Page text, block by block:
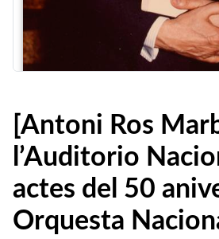
[Antoni Ros
l’Auditorio
actes del 50
Orquesta